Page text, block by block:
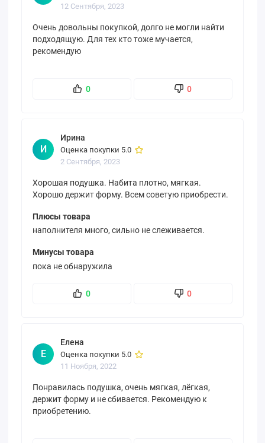
12 Сентября, 2023
Очень довольны покупкой, долго не могли найти
подходящую. Для тех кто тоже мучается,
рекомендую
0 0
И
Ирина
Оценка покупки 5.0
2 Сентября, 2023
Хорошая подушка. Набита плотно, мягкая.
Хорошо держит форму. Всем советую приобрести.
Плюсы товара
наполнителя много, сильно не слеживается.
Минусы товара
пока не обнаружила
0 0
Е
Елена
Оценка покупки 5.0
11 Ноября, 2022
Понравилась подушка, очень мягкая, лёгкая,
держит форму и не сбивается. Рекомендую к
приобретению.